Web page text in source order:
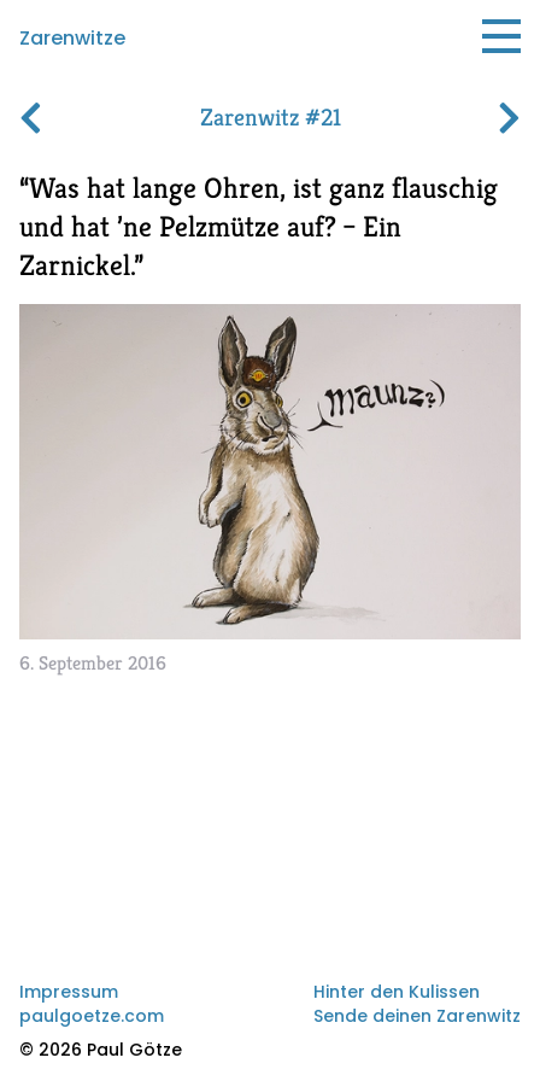
Zarenwitze
Zarenwitz #21
Was hat lange Ohren, ist ganz flauschig
und hat ’ne Pelzmütze auf? – Ein
Zarnickel.
6. September 2016
Impressum
paulgoetze.com
Hinter den Kulissen
Sende deinen Zarenwitz
© 2026 Paul Götze